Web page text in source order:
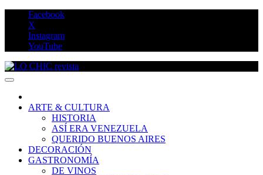
contenido
Facebook
X
Instagram
YouTube
ARTE & CULTURA
HISTORIA
ASÍ ERA VENEZUELA
QUERIDO BUENOS AIRES
DECORACIÓN
GASTRONOMÍA
DE VINOS